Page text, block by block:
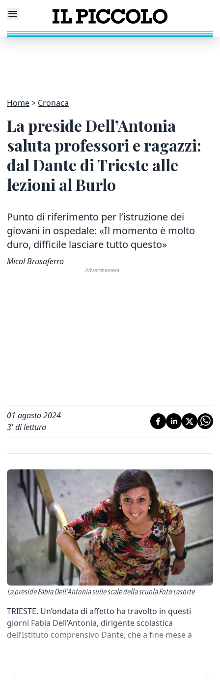
Home Cronaca
La preside Dell’Antonia
saluta professori e ragazzi:
dal Dante di Trieste alle
lezioni al Burlo
Punto di riferimento per l’istruzione dei
giovani in ospedale: «Il momento è molto
duro, difficile lasciare tutto questo»
Micol Brusaferro
01 agosto 2024
3' di lettura
La preside Fabia Dell’Antonia sulle scale della scuola Foto Lasorte
TRIESTE. Un’ondata di affetto ha travolto in questi
giorni Fabia Dell’Antonia, dirigente scolastica
dell’Istituto comprensivo Dante, che a fine mese a